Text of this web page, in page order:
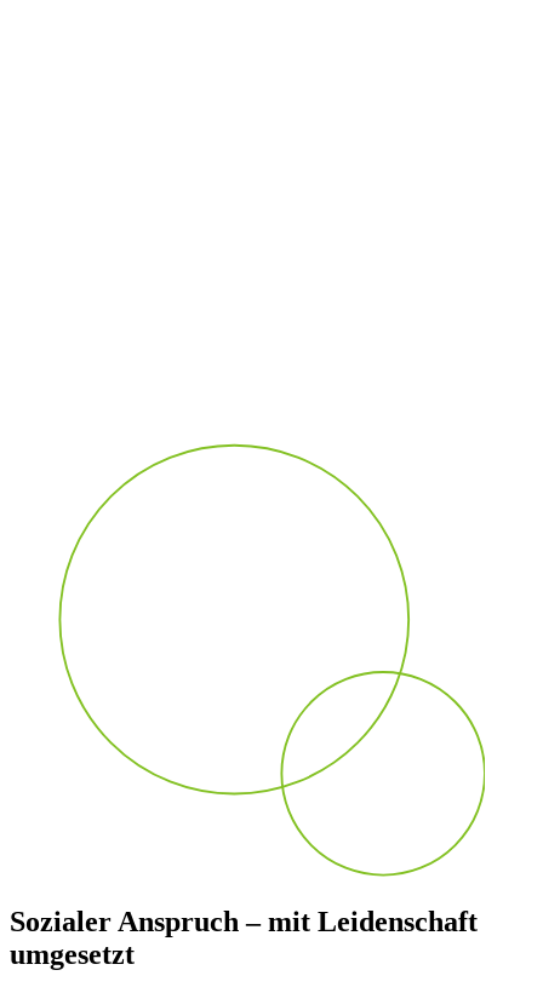
Sozialer Anspruch – mit Leidenschaft
umgesetzt